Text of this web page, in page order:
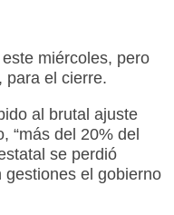
miércoles, pero
para el cierre.
al brutal ajuste
“más del 20% del
se perdió
el gobierno